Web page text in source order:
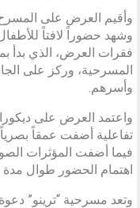
وأقيم العرض على
وشهد حضوراً لافتاً
فقرات العرض، الذي بدأ
المسرحية، وركز على
وأسرهم.
تفاعلية أضفت عمقاً
فيما أضفت المؤثرات
اهتمام الحضور طوال
وتعد مسرحية “ترينو”